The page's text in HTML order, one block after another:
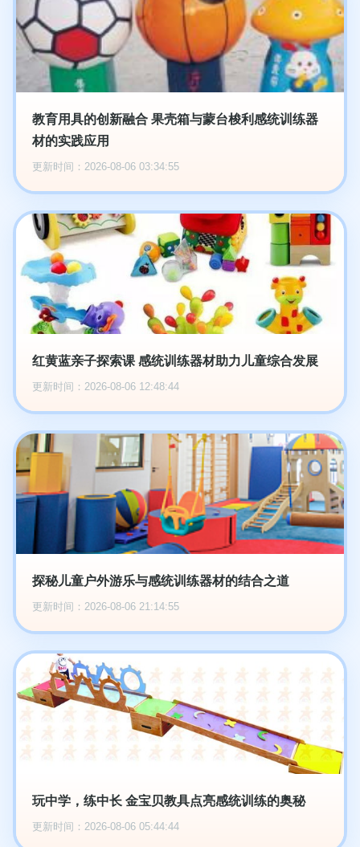
教育用具的创新融合 果壳箱与蒙台梭利感统训练器
材的实践应用
更新时间：2026-08-06 03:34:55
红黄蓝亲子探索课 感统训练器材助力儿童综合发展
更新时间：2026-08-06 12:48:44
探秘儿童户外游乐与感统训练器材的结合之道
更新时间：2026-08-06 21:14:55
玩中学，练中长 金宝贝教具点亮感统训练的奥秘
更新时间：2026-08-06 05:44:44